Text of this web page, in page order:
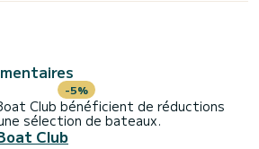
-5%
Club bénéficient de réductions
sélection de bateaux.
Club